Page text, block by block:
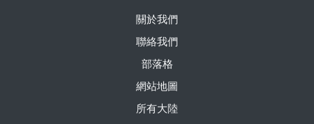
關於我們
聯絡我們
部落格
網站地圖
所有大陸